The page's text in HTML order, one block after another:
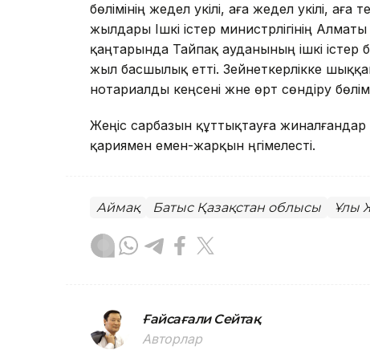
бөлімінің жедел уәкілі, аға жедел уәкілі,
жылдары Ішкі істер министрлігінің
қаңтарында Тайпақ ауданының ішкі істер
жыл басшылық етті. Зейнеткерлікке
нотариалды кеңсені және өрт сөндіру
Жеңіс сарбазын құттықтауға жиналғандар
қариямен емен-жарқын әңгімелесті.
Аймақ Батыс Қазақстан облысы Ұлы
Ғайсағали Сейтақ
Авторлар